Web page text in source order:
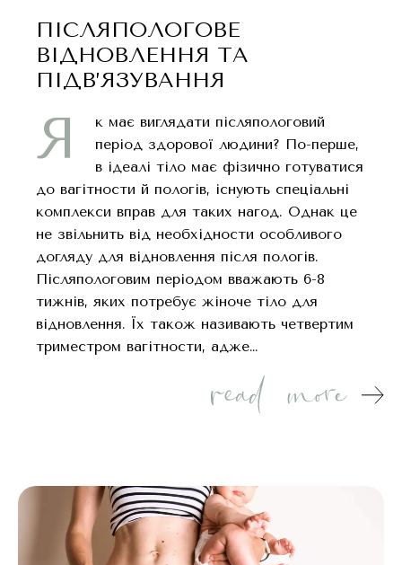
ПІСЛЯПОЛОГОВЕ
ВІДНОВЛЕННЯ ТА
ПІДВ’ЯЗУВАННЯ
Я
к має виглядати післяпологовий
період здорової людини? По-перше,
в ідеалі тіло має фізично готуватися
до вагітности й пологів, існують спеціальні
комплекси вправ для таких нагод. Однак це
не звільнить від необхідности особливого
догляду для відновлення після пологів.
Післяпологовим періодом вважають 6-8
тижнів, яких потребує жіноче тіло для
відновлення. Їх також називають четвертим
триместром вагітности, адже…